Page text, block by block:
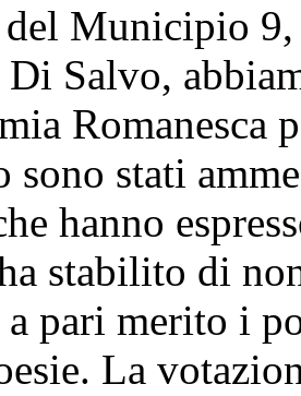
Municipio 9,
Di Salvo,
Romanesca
sono stati
hanno
stabilito di
a pari merito i
La